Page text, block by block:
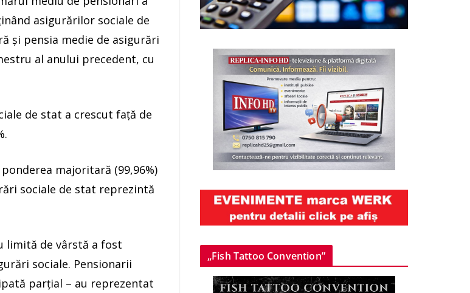
asigurărilor sociale de
şi pensia medie de asigurări
al anului precedent, cu
de stat a crescut faṭă de
majoritară (99,96%)
sociale de stat reprezintă
limită de vârstă a fost
sociale. Pensionarii
parţial – au reprezentat
„Fish Tattoo Convention”